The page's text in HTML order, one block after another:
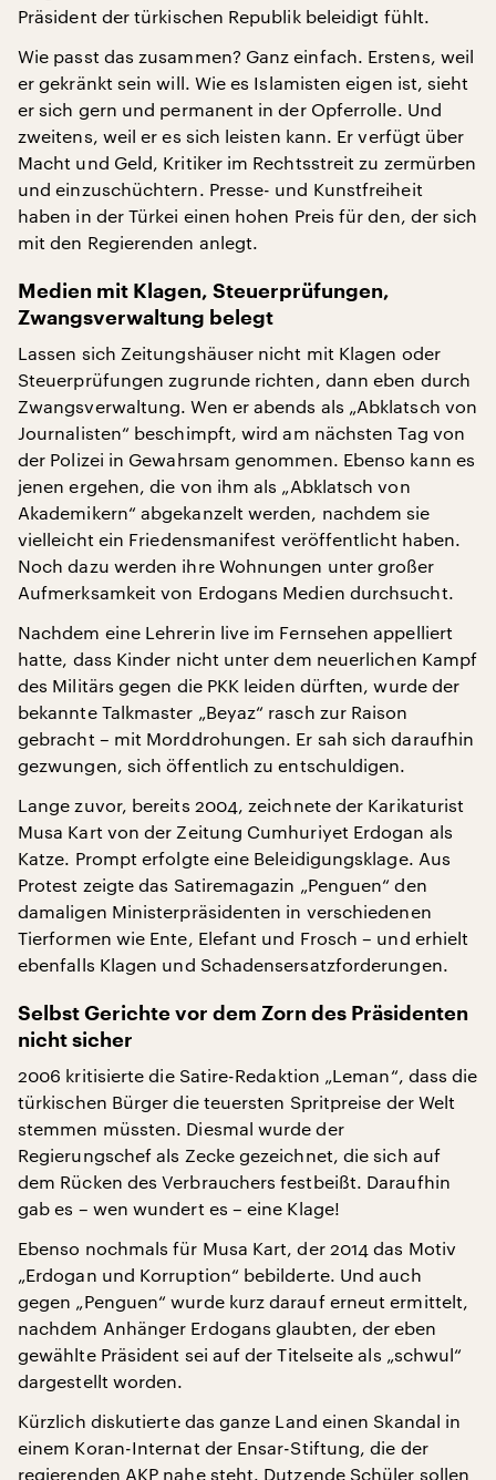
Präsident der türkischen Republik beleidigt fühlt.
Wie passt das zusammen? Ganz einfach. Erstens, weil
er gekränkt sein will. Wie es Islamisten eigen ist, sieht
er sich gern und permanent in der Opferrolle. Und
zweitens, weil er es sich leisten kann. Er verfügt über
Macht und Geld, Kritiker im Rechtsstreit zu zermürben
und einzuschüchtern. Presse- und Kunstfreiheit
haben in der Türkei einen hohen Preis für den, der sich
mit den Regierenden anlegt.
Medien mit Klagen, Steuerprüfungen,
Zwangsverwaltung belegt
Lassen sich Zeitungshäuser nicht mit Klagen oder
Steuerprüfungen zugrunde richten, dann eben durch
Zwangsverwaltung. Wen er abends als „Abklatsch von
Journalisten“ beschimpft, wird am nächsten Tag von
der Polizei in Gewahrsam genommen. Ebenso kann es
jenen ergehen, die von ihm als „Abklatsch von
Akademikern“ abgekanzelt werden, nachdem sie
vielleicht ein Friedensmanifest veröffentlicht haben.
Noch dazu werden ihre Wohnungen unter großer
Aufmerksamkeit von Erdogans Medien durchsucht.
Nachdem eine Lehrerin live im Fernsehen appelliert
hatte, dass Kinder nicht unter dem neuerlichen Kampf
des Militärs gegen die PKK leiden dürften, wurde der
bekannte Talkmaster „Beyaz“ rasch zur Raison
gebracht – mit Morddrohungen. Er sah sich daraufhin
gezwungen, sich öffentlich zu entschuldigen.
Lange zuvor, bereits 2004, zeichnete der Karikaturist
Musa Kart von der Zeitung Cumhuriyet Erdogan als
Katze. Prompt erfolgte eine Beleidigungsklage. Aus
Protest zeigte das Satiremagazin „Penguen“ den
damaligen Ministerpräsidenten in verschiedenen
Tierformen wie Ente, Elefant und Frosch – und erhielt
ebenfalls Klagen und Schadensersatzforderungen.
Selbst Gerichte vor dem Zorn des Präsidenten
nicht sicher
2006 kritisierte die Satire-Redaktion „Leman“, dass die
türkischen Bürger die teuersten Spritpreise der Welt
stemmen müssten. Diesmal wurde der
Regierungschef als Zecke gezeichnet, die sich auf
dem Rücken des Verbrauchers festbeißt. Daraufhin
gab es – wen wundert es – eine Klage!
Ebenso nochmals für Musa Kart, der 2014 das Motiv
„Erdogan und Korruption“ bebilderte. Und auch
gegen „Penguen“ wurde kurz darauf erneut ermittelt,
nachdem Anhänger Erdogans glaubten, der eben
gewählte Präsident sei auf der Titelseite als „schwul“
dargestellt worden.
Kürzlich diskutierte das ganze Land einen Skandal in
einem Koran-Internat der Ensar-Stiftung, die der
regierenden AKP nahe steht. Dutzende Schüler sollen